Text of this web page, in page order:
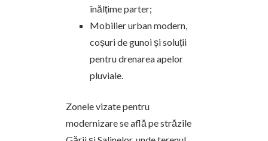
înălțime parter;
Mobilier urban modern,
coșuri de gunoi și soluții
pentru drenarea apelor
pluviale.
Zonele vizate pentru
modernizare se află pe străzile